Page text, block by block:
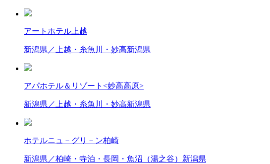
アートホテル上越
新潟県／上越・糸魚川・妙高新潟県
アパホテル＆リゾート<妙高高原>
新潟県／上越・糸魚川・妙高新潟県
ホテルニュ－グリ－ン柏崎
新潟県／柏崎・寺泊・長岡・魚沼（湯之谷） 新潟県